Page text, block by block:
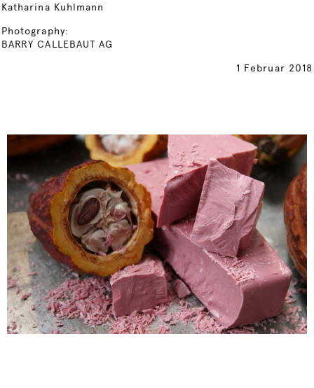
Katharina Kuhlmann
Photography:
BARRY CALLEBAUT AG
1 Februar 2018